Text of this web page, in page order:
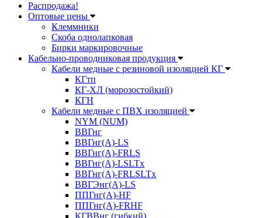
Распродажа!
Оптовые цены
Клеммники
Скоба однолапковая
Бирки маркировочные
Кабельно-проводниковая продукция
Кабели медные с резиновой изоляцией КГ
КГтп
КГ-ХЛ (морозостойкий)
КГН
Кабели медные с ПВХ изоляцией
NYM (NUM)
ВВГнг
ВВГнг(А)-LS
ВВГнг(А)-FRLS
ВВГнг(A)-LSLTx
ВВГнг(A)-FRLSLTx
ВВГЭнг(А)-LS
ППГнг(А)-HF
ППГнг(А)-FRHF
КГВВнг (гибкий)